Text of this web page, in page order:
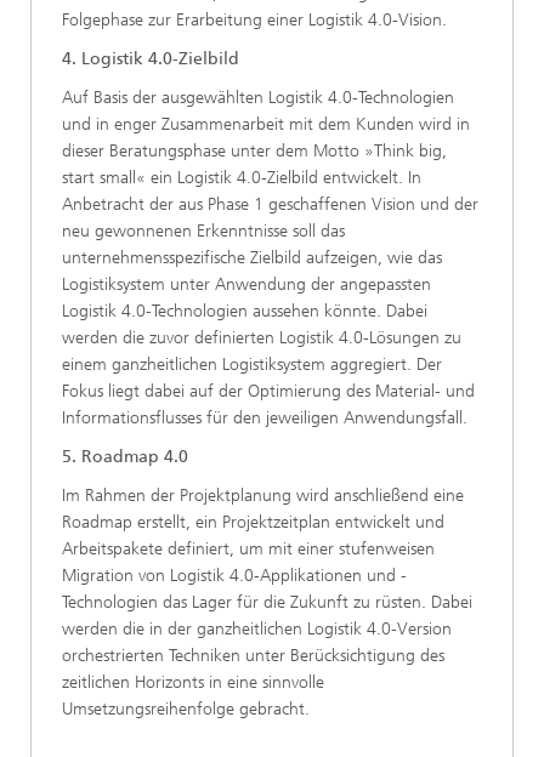
Folgephase zur Erarbeitung einer Logistik 4.0-Vision.
4. Logistik 4.0-Zielbild
Auf Basis der ausgewählten Logistik 4.0-Technologien
und in enger Zusammenarbeit mit dem Kunden wird in
dieser Beratungsphase unter dem Motto »Think big,
start small« ein Logistik 4.0-Zielbild entwickelt. In
Anbetracht der aus Phase 1 geschaffenen Vision und der
neu gewonnenen Erkenntnisse soll das
unternehmensspezifische Zielbild aufzeigen, wie das
Logistiksystem unter Anwendung der angepassten
Logistik 4.0-Technologien aussehen könnte. Dabei
werden die zuvor definierten Logistik 4.0-Lösungen zu
einem ganzheitlichen Logistiksystem aggregiert. Der
Fokus liegt dabei auf der Optimierung des Material- und
Informationsflusses für den jeweiligen Anwendungsfall.
5. Roadmap 4.0
Im Rahmen der Projektplanung wird anschließend eine
Roadmap erstellt, ein Projektzeitplan entwickelt und
Arbeitspakete definiert, um mit einer stufenweisen
Migration von Logistik 4.0-Applikationen und -
Technologien das Lager für die Zukunft zu rüsten. Dabei
werden die in der ganzheitlichen Logistik 4.0-Version
orchestrierten Techniken unter Berücksichtigung des
zeitlichen Horizonts in eine sinnvolle
Umsetzungsreihenfolge gebracht.